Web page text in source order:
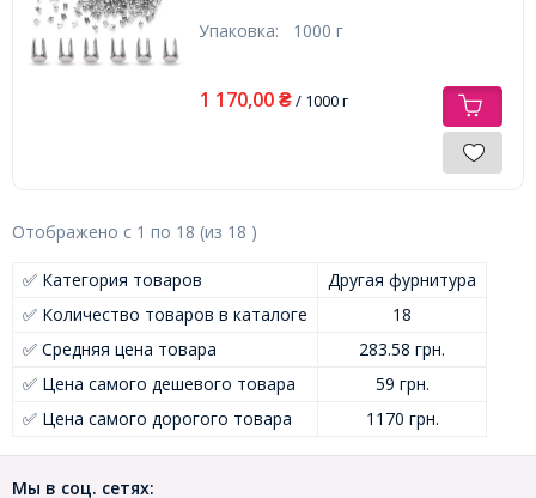
Упаковка: 1000 г
1 170,00 ₴/ 1000 г
Отображено с 1 по 18 (из 18 )
✅ Категория товаров
Другая фурнитура
✅ Количество товаров в каталоге
18
✅ Средняя цена товара
283.58 грн.
✅ Цена самого дешевого товара
59 грн.
✅ Цена самого дорогого товара
1170 грн.
Мы в соц. сетях: